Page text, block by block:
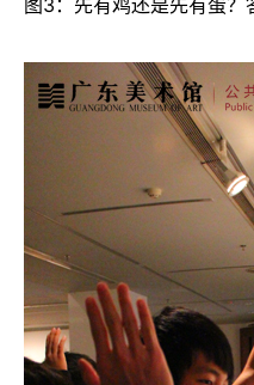
图3：先有鸡还是先有蛋？